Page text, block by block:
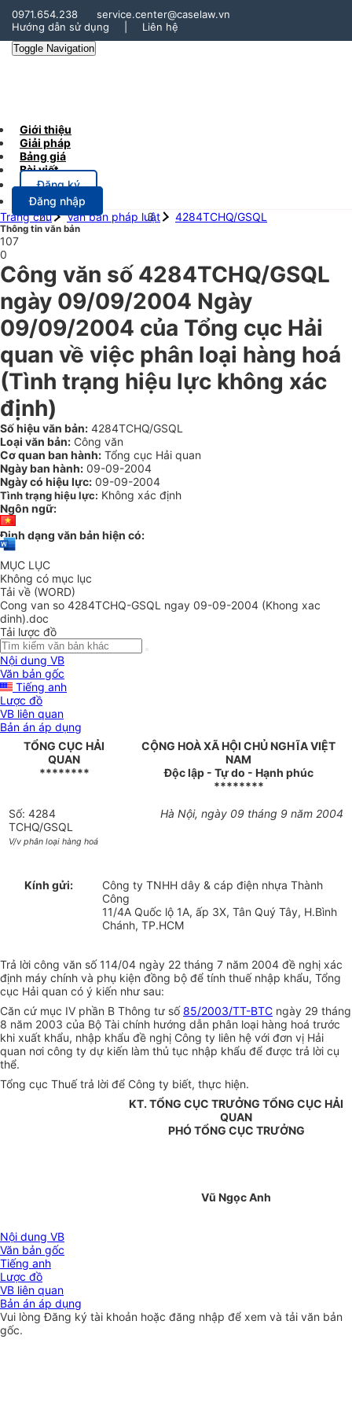
0971.654.238
service.center@caselaw.vn
Hướng dẫn sử dụng
Liên hệ
Toggle Navigation
Giới thiệu
Giải pháp
Bảng giá
Bài viết
Đăng ký
Đăng nhập
Trang chủ
Văn bản pháp luật 4284TCHQ/GSQL
Thông tin văn bản
107
0
Công văn số 4284TCHQ/GSQL
ngày 09/09/2004 Ngày
09/09/2004 của Tổng cục Hải
quan về việc phân loại hàng hoá
(Tình trạng hiệu lực không xác
định)
Số hiệu văn bản: 4284TCHQ/GSQL
Loại văn bản: Công văn
Cơ quan ban hành: Tổng cục Hải quan
Ngày ban hành: 09-09-2004
Ngày có hiệu lực: 09-09-2004
Tình trạng hiệu lực: Không xác định
Ngôn ngữ:
Định dạng văn bản hiện có:
MỤC LỤC
Không có mục lục
Tải về (WORD)
Cong van so 4284TCHQ-GSQL ngay 09-09-2004 (Khong xac
dinh).doc
Tải lược đồ
Nội dung VB
Văn bản gốc
Tiếng anh
Lược đồ
VB liên quan
Bản án áp dụng
TỔNG CỤC HẢI
QUAN
********
CỘNG HOÀ XÃ HỘI CHỦ NGHĨA VIỆT
NAM
Độc lập - Tự do - Hạnh phúc
********
Số: 4284
TCHQ/GSQL
V/v phân loại hàng hoá
Hà Nội, ngày 09 tháng 9 năm 2004
Kính gửi:
Công ty TNHH dây & cáp điện nhựa Thành
Công
11/4A Quốc lộ 1A, ấp 3X, Tân Quý Tây, H.Bình
Chánh, TP.HCM
Trả lời công văn số 114/04 ngày 22 tháng 7 năm 2004 đề nghị xác
định máy chính và phụ kiện đồng bộ để tính thuế nhập khẩu, Tổng
cục Hải quan có ý kiến như sau:
Căn cứ mục IV phần B Thông tư số85/2003/TT-BTC ngày 29 tháng
8 năm 2003 của Bộ Tài chính hướng dẫn phân loại hàng hoá trước
khi xuất khẩu, nhập khẩu đề nghị Công ty liên hệ với đơn vị Hải
quan nơi công ty dự kiến làm thủ tục nhập khẩu để được trả lời cụ
thể.
Tổng cục Thuế trả lời để Công ty biết, thực hiện.
KT. TỔNG CỤC TRƯỞNG TỔNG CỤC HẢI
QUAN
PHÓ TỔNG CỤC TRƯỞNG
Vũ Ngọc Anh
Nội dung VB
Văn bản gốc
Tiếng anh
Lược đồ
VB liên quan
Bản án áp dụng
Vui lòngĐăng ký tài khoản hoặc đăng nhập để xem và tải văn bản
gốc.